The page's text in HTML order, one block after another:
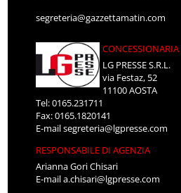
segreteria@gazzettamatin.com
LG PRESSE S.R.L.
via Festaz, 52
11100 AOSTA
Tel: 0165.231711
Fax: 0165.1820141
E-mailsegreteria@lgpresse.com
RESPONSABILE DI AGENZIA
Arianna Gori Chisari
E-maila.chisari@lgpresse.com